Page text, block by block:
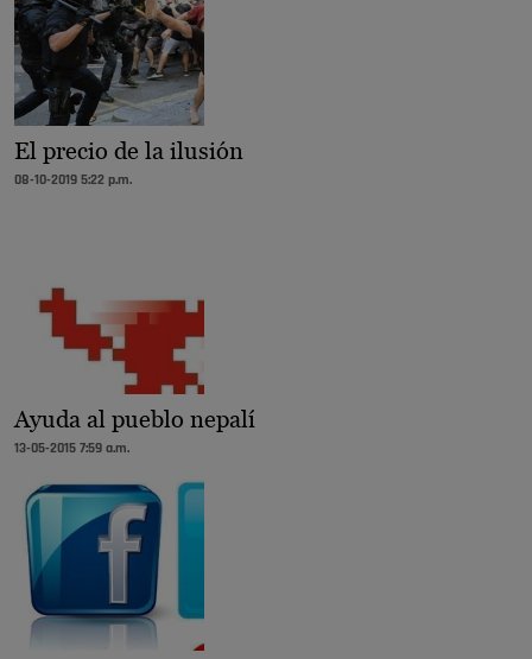
El precio de la ilusión
08-10-2019 5:22 p.m.
Ayuda al pueblo nepalí
13-05-2015 7:59 a.m.